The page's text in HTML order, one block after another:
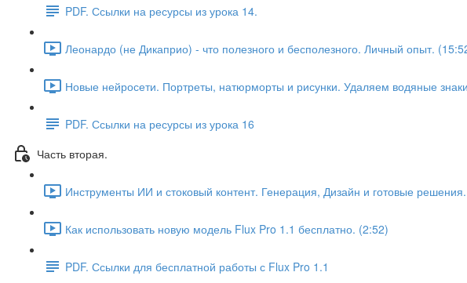
PDF. Ссылки на ресурсы из урока 14.
Леонардо (не Дикаприо) - что полезного и бесполезного. Личный опыт.
Новые нейросети. Портреты, натюрморты и рисунки. Удаляем водяные
PDF. Ссылки на ресурсы из урока 16
Часть вторая.
Инструменты ИИ и стоковый контент. Генерация, Дизайн и готовые
Как использовать новую модель Flux Pro 1.1 бесплатно. (2:52)
PDF. Ссылки для бесплатной работы с Flux Pro 1.1